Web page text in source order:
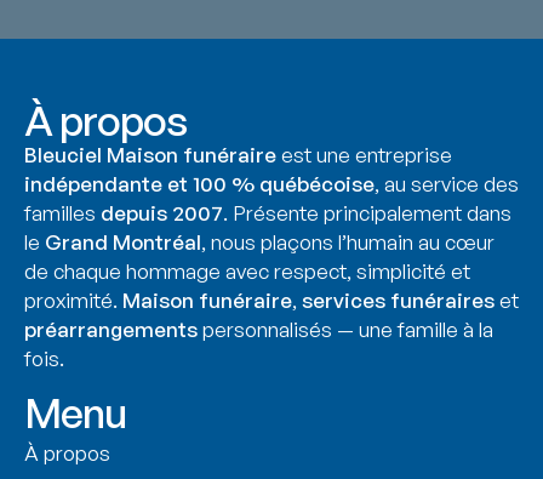
À propos
Bleuciel Maison funéraireest une entreprise
indépendante et 100 % québécoise, au service des
familles depuis 2007. Présente principalement dans
le Grand Montréal, nous plaçons l’humain au cœur
de chaque hommage avec respect, simplicité et
proximité. Maison funéraire,services funéraireset
préarrangementspersonnalisés — une famille à la
fois.
Menu
À propos